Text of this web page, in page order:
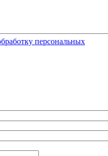
персональных